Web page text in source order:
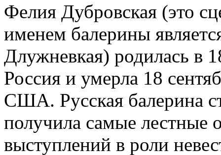
Фелия Дубровская (это
именем балерины
Длужневкая) родилась в
Россия и умерла 18
США. Русская балерина
получила самые лестные
выступлений в роли